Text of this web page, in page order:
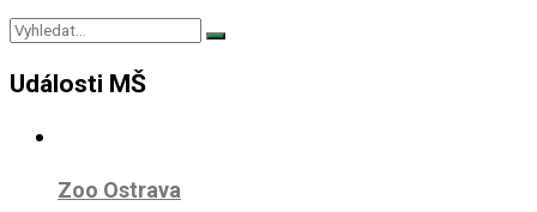
Události MŠ
Zoo Ostrava